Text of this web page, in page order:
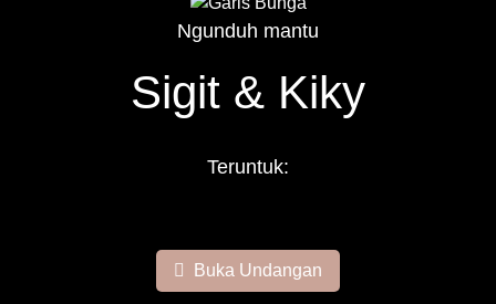
Ngunduh mantu
Sigit & Kiky
Teruntuk:
Buka Undangan